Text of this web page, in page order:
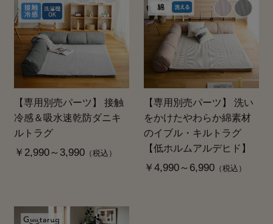
【専用別売パーツ】 接触
冷感＆吸水速乾防ダニキ
ルトラグ
￥2,990～3,990 （税込）
【専用別売パーツ】 洗い
をかけたやわらか綿素材
のイブル・キルトラグ
【低ホルムアルデヒド】
￥4,990～6,990（税込）